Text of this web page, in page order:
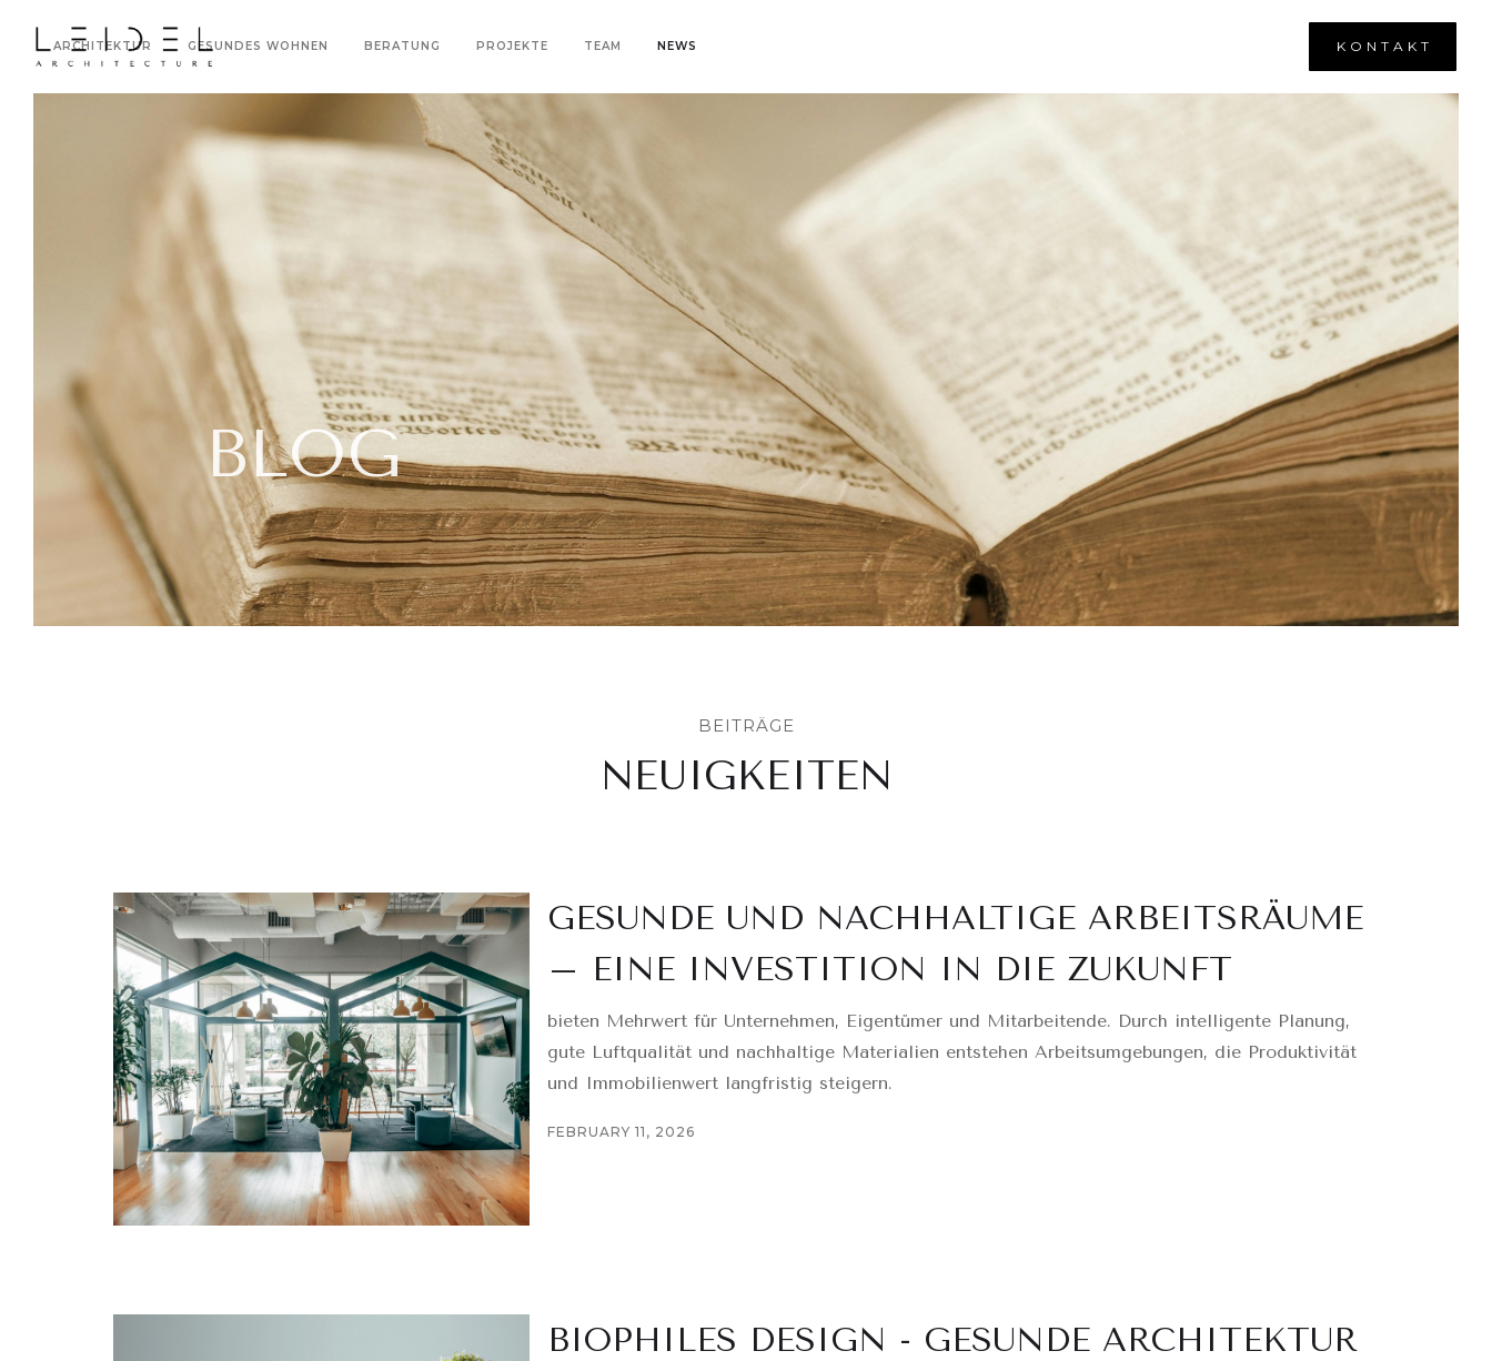
ARCHITEKTUR GESUNDES WOHNEN BERATUNG PROJEKTE TEAM NEWS K O N T A K T
BLOG
BEITRÄGE
NEUIGKEITEN
GESUNDE UND NACHHALTIGE ARBEITSRÄUME
– EINE INVESTITION IN DIE ZUKUNFT
bieten Mehrwert für Unternehmen, Eigentümer und Mitarbeitende. Durch intelligente Planung,
gute Luftqualität und nachhaltige Materialien entstehen Arbeitsumgebungen, die Produktivität
und Immobilienwert langfristig steigern.
FEBRUARY 11, 2026
BIOPHILES DESIGN - GESUNDE ARCHITEKTUR